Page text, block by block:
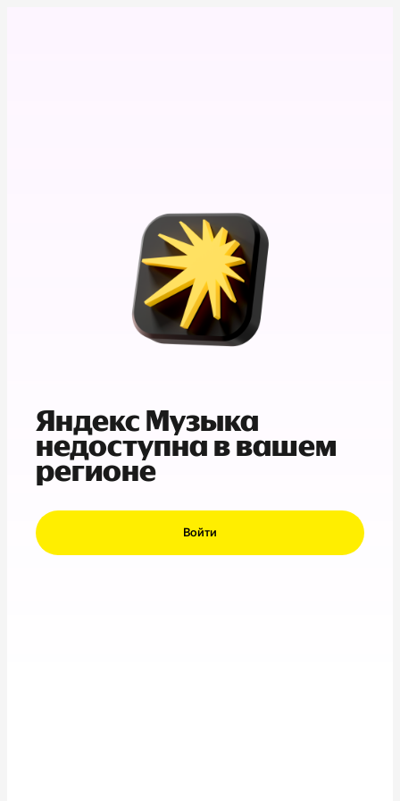
Яндекс Музыка
недоступна в вашем
регионе
Войти